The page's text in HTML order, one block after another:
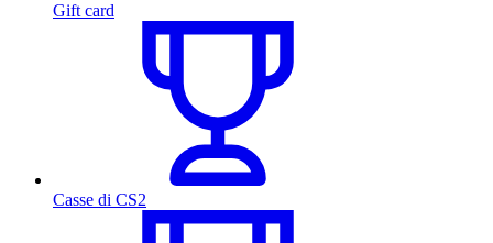
Gift card
Casse di CS2